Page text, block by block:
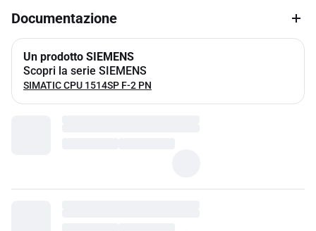
Documentazione
Un prodotto SIEMENS
Scopri la serie SIEMENS
SIMATIC CPU 1514SP F-2 PN